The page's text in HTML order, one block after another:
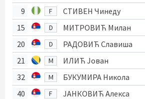
9
F СТИВЕН Чинеду
15 D МИТРОВИЋ Милан
20 D
РАДОВИЋ Славиша
21
M ИЛИЋ Јован
32 M БУКУМИРА Никола
40 F
ЈАНКОВИЋ Алекса